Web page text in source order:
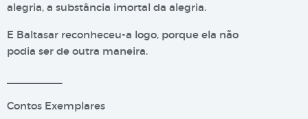
alegria, a substância imortal da alegria.
E Baltasar reconheceu-a logo, porque ela não
podia ser de outra maneira.
Contos Exemplares